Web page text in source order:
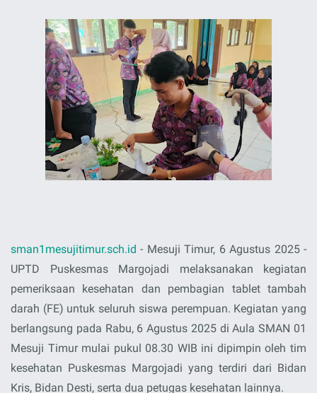
sman1mesujitimur.sch.id - Mesuji Timur, 6 Agustus 2025 -
UPTD Puskesmas Margojadi melaksanakan kegiatan
pemeriksaan kesehatan dan pembagian tablet tambah
darah (FE) untuk seluruh siswa perempuan. Kegiatan yang
berlangsung pada Rabu, 6 Agustus 2025 di Aula SMAN 01
Mesuji Timur mulai pukul 08.30 WIB ini dipimpin oleh tim
kesehatan Puskesmas Margojadi yang terdiri dari Bidan
Kris, Bidan Desti, serta dua petugas kesehatan lainnya.